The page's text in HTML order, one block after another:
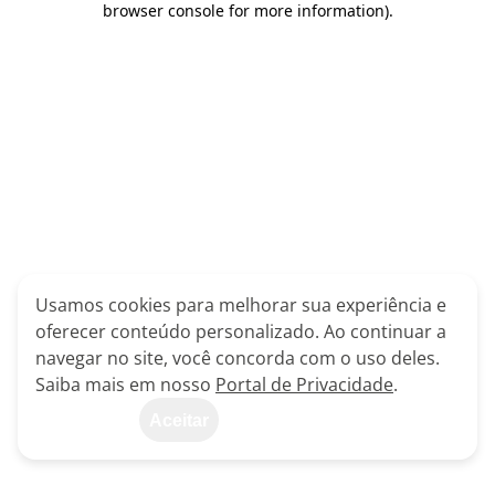
browser console for more information).
Usamos cookies para melhorar sua experiência e
oferecer conteúdo personalizado. Ao continuar a
navegar no site, você concorda com o uso deles.
Saiba mais em nosso Portal de Privacidade.